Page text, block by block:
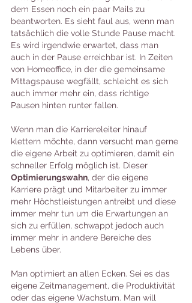
dem Essen noch ein paar Mails zu
beantworten. Es sieht faul aus, wenn man
tatsächlich die volle Stunde Pause macht.
Es wird irgendwie erwartet, dass man
auch in der Pause erreichbar ist. In Zeiten
von Homeoffice, in der die gemeinsame
Mittagspause wegfällt, schleicht es sich
auch immer mehr ein, dass richtige
Pausen hinten runter fallen.
Wenn man die Karriereleiter hinauf
klettern möchte, dann versucht man gerne
die eigene Arbeit zu optimieren, damit ein
schneller Erfolg möglich ist. Dieser
Optimierungswahn, der die eigene
Karriere prägt und Mitarbeiter zu immer
mehr Höchstleistungen antreibt und diese
immer mehr tun um die Erwartungen an
sich zu erfüllen, schwappt jedoch auch
immer mehr in andere Bereiche des
Lebens über.
Man optimiert an allen Ecken. Sei es das
eigene Zeitmanagement, die Produktivität
oder das eigene Wachstum. Man will